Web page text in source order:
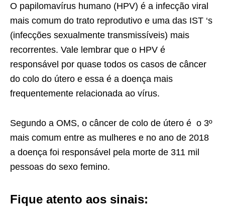
O papilomavírus humano (HPV) é a infecção viral
mais comum do trato reprodutivo e uma das IST ‘s
(infecções sexualmente transmissíveis) mais
recorrentes. Vale lembrar que o HPV é
responsável por quase todos os casos de câncer
do colo do útero e essa é a doença mais
frequentemente relacionada ao vírus.
Segundo a OMS, o câncer de colo de útero é o 3º
mais comum entre as mulheres e no ano de 2018
a doença foi responsável pela morte de 311 mil
pessoas do sexo femino.
Fique atento aos sinais: